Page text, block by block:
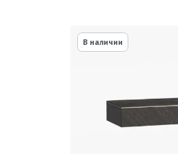
В наличии